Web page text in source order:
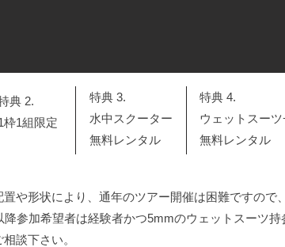
典 2.
枠1組限定
特典 3.
​水中スクーター
無料レンタル
特典 4.
ウェットスー
無料レンタル
や形状により、通年のツアー開催は困難ですので
降参加希望者は経験者かつ5mmのウェットスーツ
談下さい。